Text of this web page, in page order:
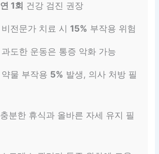
연 1회 건강 검진 권장
비전문가 치료 시 15% 부작용 위험
과도한 운동은 통증 악화 가능
약물 부작용 5% 발생, 의사 처방 필
충분한 휴식과 올바른 자세 유지 필